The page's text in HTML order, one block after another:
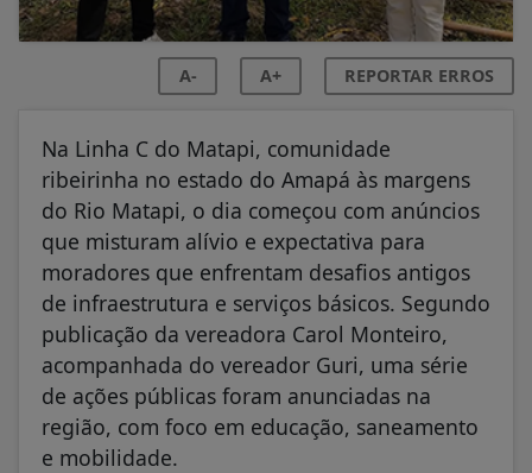
A- A+ REPORTAR ERROS
Na Linha C do Matapi, comunidade
ribeirinha no estado do Amapá às margens
do Rio Matapi, o dia começou com anúncios
que misturam alívio e expectativa para
moradores que enfrentam desafios antigos
de infraestrutura e serviços básicos. Segundo
publicação da vereadora Carol Monteiro,
acompanhada do vereador Guri, uma série
de ações públicas foram anunciadas na
região, com foco em educação, saneamento
e mobilidade.